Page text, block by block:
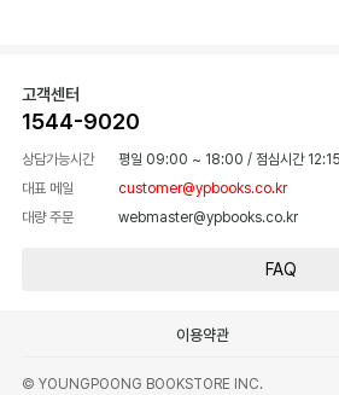
고객센터
1544-9020
상담가능시간 평일 09:00 ~ 18:00 / 점심시간
대표 메일
customer@ypbooks.co.kr
대량 주문
webmaster@ypbooks.co.kr
FAQ
이용약관
© YOUNGPOONG BOOKSTORE INC.